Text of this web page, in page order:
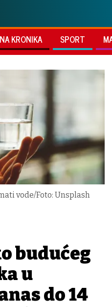
KRONIKA SPORT
vode/Foto: Unsplash
budućeg
u
do 14